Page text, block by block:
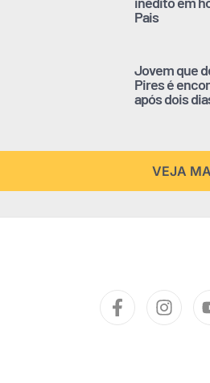
Pais
Jovem que
Pires é
após dois
VEJA